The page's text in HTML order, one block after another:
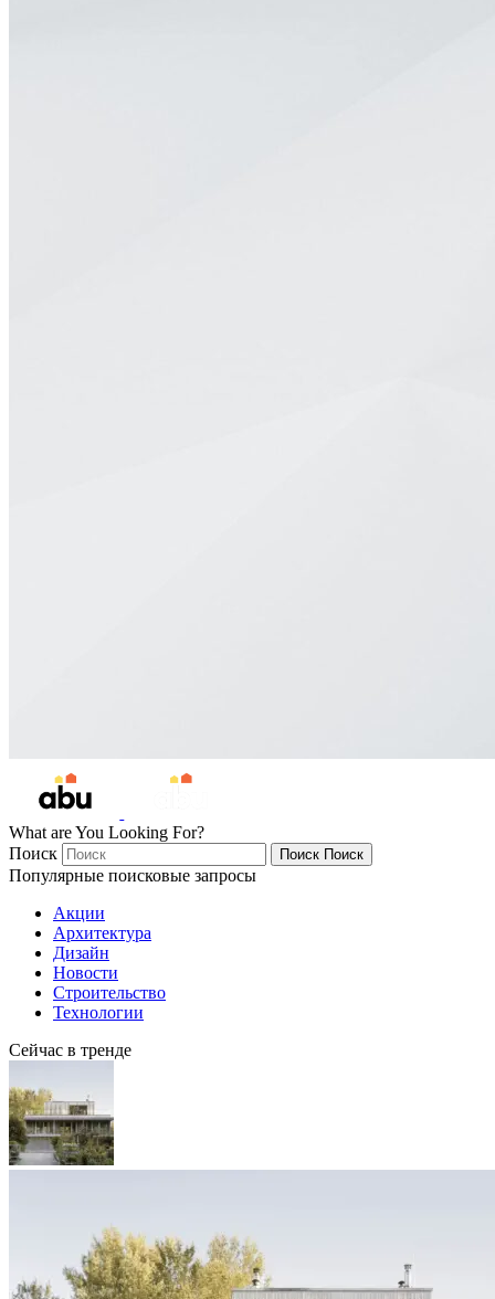
What are You Looking For?
Поиск
Поиск Поиск
Популярные поисковые запросы
Акции
Архитектура
Дизайн
Новости
Строительство
Технологии
Сейчас в тренде